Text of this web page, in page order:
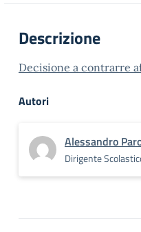
Descrizione
Decisione a contrarre
Autori
Alessandro
Dirigente